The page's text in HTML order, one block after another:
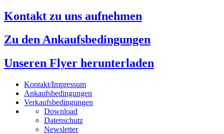
Kontakt zu uns aufnehmen
Zu den Ankaufsbedingungen
Unseren Flyer herunterladen
Kontakt/Impressum
Ankaufsbedingungen
Verkaufsbedingungen
Download
Datenschutz
Newsletter